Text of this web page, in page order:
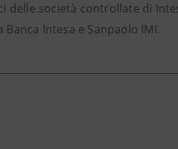
delle società controllate di
Intesa e Sanpaolo IMI.